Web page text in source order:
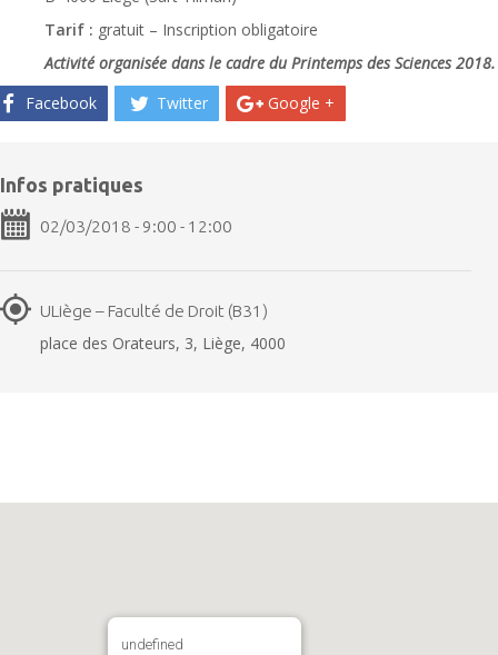
Tarif : gratuit – Inscription obligatoire
Activité organisée dans le cadre du Printemps des Sciences 2018.
Facebook
Twitter Google +
Infos pratiques
02/03/2018 - 9:00 - 12:00
ULiège – Faculté de Droit (B31)
place des Orateurs, 3, Liège, 4000
undefined